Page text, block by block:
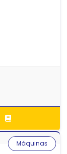
Máquinas